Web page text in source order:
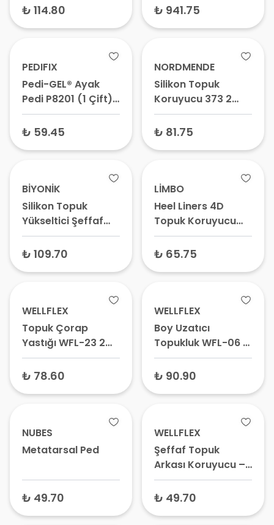
Yastığı, Topuk
₺ 114.80 ₺ 941.75
PEDIFIX
Pedi-GEL® Ayak
Pedi P8201 (1 Çift)
– Ayak Kaydırmaz
Jel Ped, Metatarsal
₺ 59.45
NORDMENDE
Silikon Topuk
Koruyucu 373 2
Adet
₺ 81.75
BİYONİK
Silikon Topuk
Yükseltici Şeffaf
Unisex
₺ 109.70
LİMBO
Heel Liners 4D
Topuk Koruyucu
No:6567
₺ 65.75
WELLFLEX
Topuk Çorap
Yastığı WFL-23 2
Adet
₺ 78.60
WELLFLEX
Boy Uzatıcı
Topukluk WFL-06 2
Adet – Gizli Topuk,
Ayakkabı İçi
₺ 90.90
NUBES
Metatarsal Ped
₺ 49.70
WELLFLEX
Şeffaf Topuk
Arkası Koruyucu –
Topuk Arkası
Vurma Önleyici
₺ 49.70